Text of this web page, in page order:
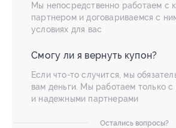
Мы непосредственно работаем с
партнером и договариваемся с
условиях для вас
Смогу ли я вернуть купон?
Если что-то случится, мы
вам деньги. Мы работаем только
и надежными партнерами
Остались вопросы?